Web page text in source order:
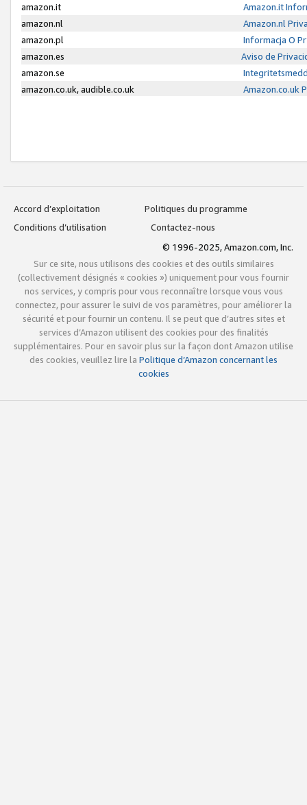
amazon.it
Amazon.it
amazon.nl
Amazon.nl
amazon.pl
Informacja O
amazon.es
Aviso de
amazon.se
amazon.co.uk, audible.co.uk
Amazon.co.uk
Accord d’exploitation
Politiques du programme
Conditions d’utilisation
Contactez-nous
© 1996-2025, Amazon.com, Inc.
Sur ce site, nous utilisons des cookies et des outils similaires
(collectivement désignés « cookies ») uniquement pour vous fournir
nos services, y compris pour vous reconnaître lorsque vous vous
connectez, pour assurer le suivi de vos paramètres, pour améliorer la
sécurité et pour fournir un contenu. Il se peut que d’autres sites et
services d’Amazon utilisent des cookies pour des finalités
supplémentaires. Pour en savoir plus sur la façon dont Amazon utilise
des cookies, veuillez lire la Politique d’Amazon concernant les
cookies